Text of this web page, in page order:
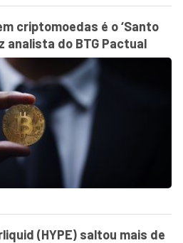
criptomoedas é o ‘Santo
analista do BTG Pactual
(HYPE) saltou mais de